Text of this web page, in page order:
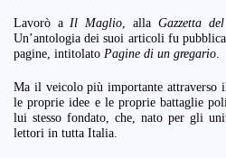
Lavorò a Il Maglio , alla Gazzetta
Un’antologia dei suoi articoli fu
pagine, intitolato Pagine di un gregario
Ma il veicolo più importante attraverso
le proprie idee e le proprie battaglie
lui stesso fondato, che, nato per gli
lettori in tutta Italia.